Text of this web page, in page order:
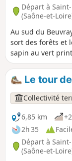
Départ à
(Saône-et-
Au sud du
sort des forêts et
sapin au vert
bordés de
blanches.
l'eau est un
Le tour
Collectivité
6,85 km
2h 35
Départ à
(Saône-et-